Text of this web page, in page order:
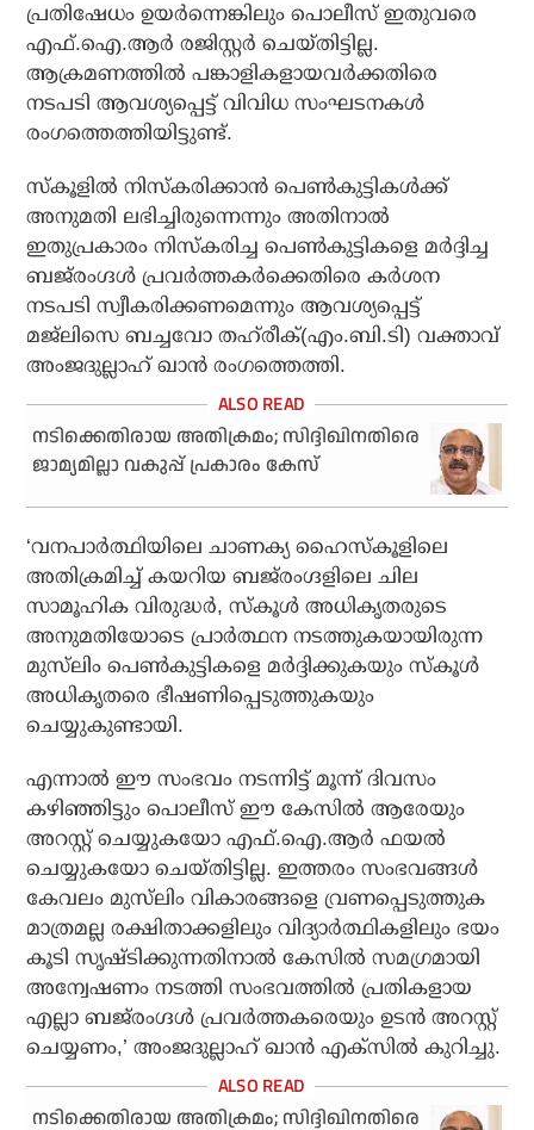
പ്രതിഷേധം ഉയര്‍ന്നെങ്കിലും പൊലീസ് ഇതുവരെ
എഫ്.ഐ.ആര്‍ രജിസ്റ്റര്‍ ചെയ്തിട്ടില്ല.
ആക്രമണത്തില്‍ പങ്കാളികളായവര്‍ക്കതിരെ
നടപടി ആവശ്യപ്പെട്ട് വിവിധ സംഘടനകള്‍
രംഗത്തെത്തിയിട്ടുണ്ട്.
സ്‌കൂളില്‍ നിസ്‌കരിക്കാന്‍ പെണ്‍കുട്ടികള്‍ക്ക്
അനുമതി ലഭിച്ചിരുന്നെന്നും അതിനാല്‍
ഇതുപ്രകാരം നിസ്‌കരിച്ച പെണ്‍കുട്ടികളെ മര്‍ദ്ദിച്ച
ബജ്‌രംഗ്ദള്‍ പ്രവര്‍ത്തകര്‍ക്കെതിരെ കര്‍ശന
നടപടി സ്വീകരിക്കണമെന്നും ആവശ്യപ്പെട്ട്
മജ്‌ലിസെ ബച്ചവോ തഹ്‌രീക്(എം.ബി.ടി) വക്താവ്
അംജദുല്ലാഹ് ഖാന്‍ രംഗത്തെത്തി.
നടിക്കെതിരായ അതിക്രമം; സിദ്ദിഖിനതിരെ
ജാമ്യമില്ലാ വകുപ്പ് പ്രകാരം കേസ്
‘വനപാര്‍ത്ഥിയിലെ ചാണക്യ ഹൈസ്‌കൂളിലെ
അതിക്രമിച്ച് കയറിയ ബജ്‌രംഗ്ദളിലെ ചില
സാമൂഹിക വിരുദ്ധര്‍, സ്‌കൂള്‍ അധികൃതരുടെ
അനുമതിയോടെ പ്രാര്‍ത്ഥന നടത്തുകയായിരുന്ന
മുസ്‌ലിം പെണ്‍കുട്ടികളെ മര്‍ദ്ദിക്കുകയും സ്‌കൂള്‍
അധികൃതരെ ഭീഷണിപ്പെടുത്തുകയും
ചെയ്യുകുണ്ടായി.
എന്നാല്‍ ഈ സംഭവം നടന്നിട്ട് മൂന്ന് ദിവസം
കഴിഞ്ഞിട്ടും പൊലീസ് ഈ കേസില്‍ ആരേയും
അറസ്റ്റ് ചെയ്യുകയോ എഫ്.ഐ.ആര്‍ ഫയല്‍
ചെയ്യുകയോ ചെയ്തിട്ടില്ല. ഇത്തരം സംഭവങ്ങള്‍
കേവലം മുസ്‌ലിം വികാരങ്ങളെ വ്രണപ്പെടുത്തുക
മാത്രമല്ല രക്ഷിതാക്കളിലും വിദ്യാര്‍ത്ഥികളിലും ഭയം
കൂടി സൃഷ്ടിക്കുന്നതിനാല്‍ കേസില്‍ സമഗ്രമായി
അന്വേഷണം നടത്തി സംഭവത്തില്‍ പ്രതികളായ
എല്ലാ ബജ്‌രംഗ്ദള്‍ പ്രവര്‍ത്തകരെയും ഉടന്‍ അറസ്റ്റ്
ചെയ്യണം,’ അംജദുല്ലാഹ് ഖാന്‍ എക്‌സില്‍ കുറിച്ചു.
നടിക്കെതിരായ അതിക്രമം; സിദ്ദിഖിനതിരെ